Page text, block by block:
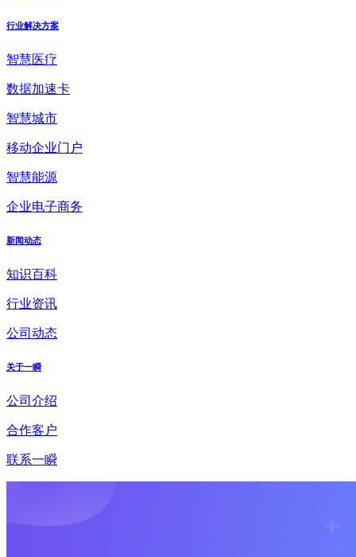
行业解决方案
智慧医疗
数据加速卡
智慧城市
移动企业门户
智慧能源
企业电子商务
新闻动态
知识百科
行业资讯
公司动态
关于一瞬
公司介绍
合作客户
联系一瞬